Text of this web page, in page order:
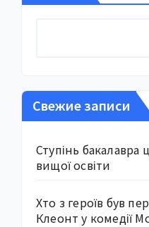
Свежие записи
Ступінь бакалавра
вищої освіти
Хто з героїв був
Клеонт у комедії